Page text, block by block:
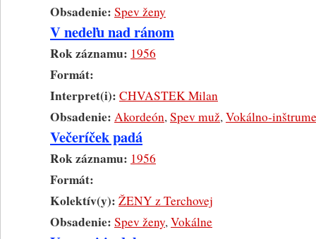
Obsadenie: Spev ženy
V nedeľu nad ránom
Rok záznamu: 1956
Formát:
Interpret(i): CHVASTEK Milan
Obsadenie: Akordeón,Spev muž,Vokálno-
Večeríček padá
Rok záznamu: 1956
Formát:
Kolektív(y): ŽENY z Terchovej
Obsadenie: Spev ženy,Vokálne